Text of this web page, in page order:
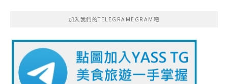
加入我們的TELEGRAMEGRAM吧